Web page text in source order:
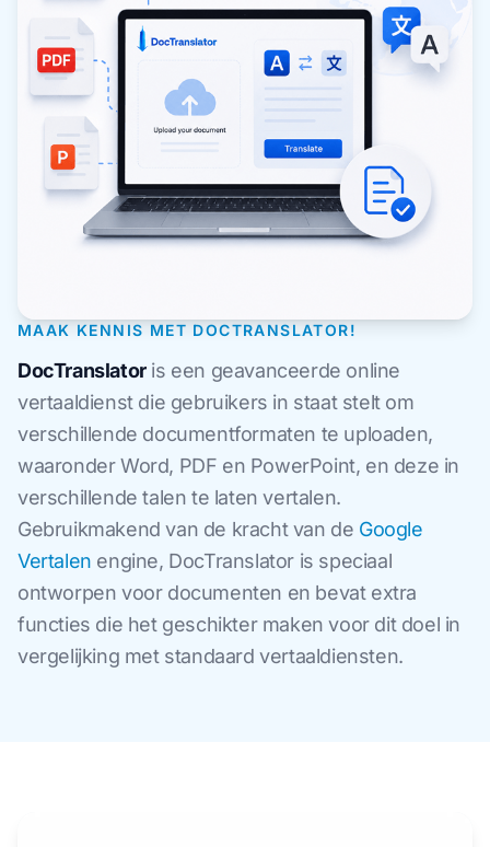
MAAK KENNIS MET DOCTRANSLATOR!
DocTranslatoris een geavanceerde online
vertaaldienst die gebruikers in staat stelt om
verschillende documentformaten te uploaden,
waaronder Word, PDF en PowerPoint, en deze in
verschillende talen te laten vertalen.
Gebruikmakend van de kracht van de Google
Vertalen engine, DocTranslator is speciaal
ontworpen voor documenten en bevat extra
functies die het geschikter maken voor dit doel in
vergelijking met standaard vertaaldiensten.